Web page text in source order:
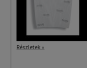
Részletek »